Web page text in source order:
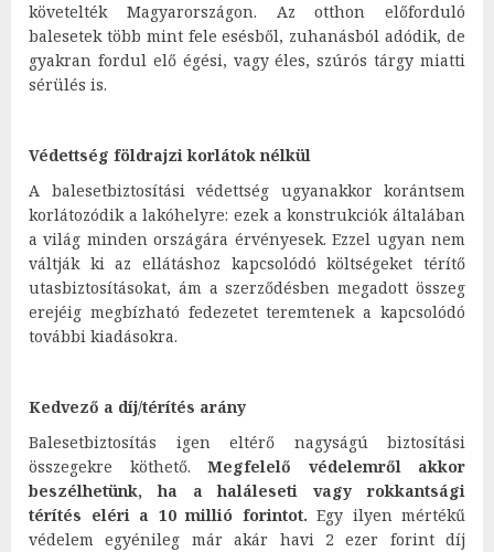
követelték Magyarországon. Az otthon előforduló
balesetek több mint fele esésből, zuhanásból adódik, de
gyakran fordul elő égési, vagy éles, szúrós tárgy miatti
sérülés is.
Védettség földrajzi korlátok nélkül
A balesetbiztosítási védettség ugyanakkor korántsem
korlátozódik a lakóhelyre: ezek a konstrukciók általában
a világ minden országára érvényesek. Ezzel ugyan nem
váltják ki az ellátáshoz kapcsolódó költségeket térítő
utasbiztosításokat, ám a szerződésben megadott összeg
erejéig megbízható fedezetet teremtenek a kapcsolódó
további kiadásokra.
Kedvező a díj/térítés arány
Balesetbiztosítás igen eltérő nagyságú biztosítási
összegekre köthető. Megfelelő védelemről akkor
beszélhetünk, ha a haláleseti vagy rokkantsági
térítés eléri a 10 millió forintot. Egy ilyen mértékű
védelem egyénileg már akár havi 2 ezer forint díj